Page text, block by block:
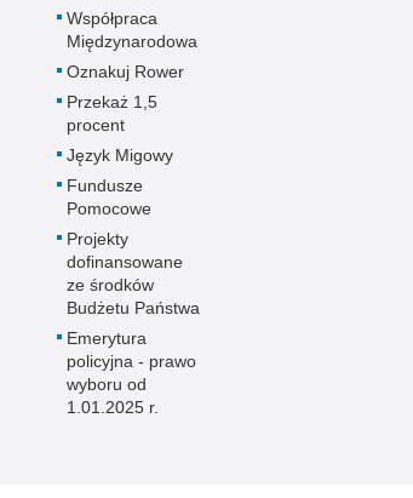
Współpraca
Międzynarodowa
Oznakuj Rower
Przekaż 1,5
procent
Język Migowy
Fundusze
Pomocowe
Projekty
dofinansowane
ze środków
Budżetu Państwa
Emerytura
policyjna - prawo
wyboru od
1.01.2025 r.